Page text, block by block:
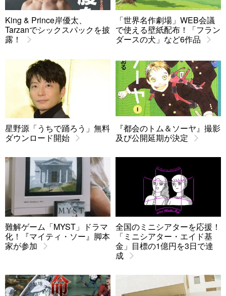
King & Prince岸優太、
Tarzanでシックスパックを披
露！
「世界名作劇場」WEB会議
で使える壁紙配布！「フラン
ダースの犬」など6作品
星野源「うちで踊ろう」無料
ダウンロード開始
『都会のトム＆ソーヤ』撮影
及び公開延期が決定
難解ゲーム「MYST」ドラマ
化！『マイティ・ソー』脚本
家が参加
全国のミニシアターを応援！
「ミニシアター・エイド基
金」目標の1億円を3日で達
成